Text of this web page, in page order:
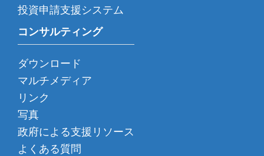
投資申請支援システム
コンサルティング
ダウンロード
マルチメディア
リンク
写真
政府による支援リソース
よくある質問